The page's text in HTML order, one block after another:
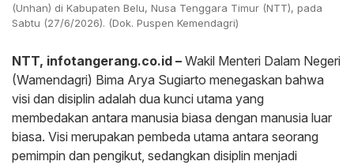
(Unhan) di Kabupaten Belu, Nusa Tenggara Timur (NTT), pada
Sabtu (27/6/2026). (Dok. Puspen Kemendagri)
NTT, infotangerang.co.id – Wakil Menteri Dalam Negeri
(Wamendagri) Bima Arya Sugiarto menegaskan bahwa
visi dan disiplin adalah dua kunci utama yang
membedakan antara manusia biasa dengan manusia luar
biasa. Visi merupakan pembeda utama antara seorang
pemimpin dan pengikut, sedangkan disiplin menjadi